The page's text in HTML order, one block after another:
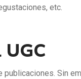
etc.
Sin